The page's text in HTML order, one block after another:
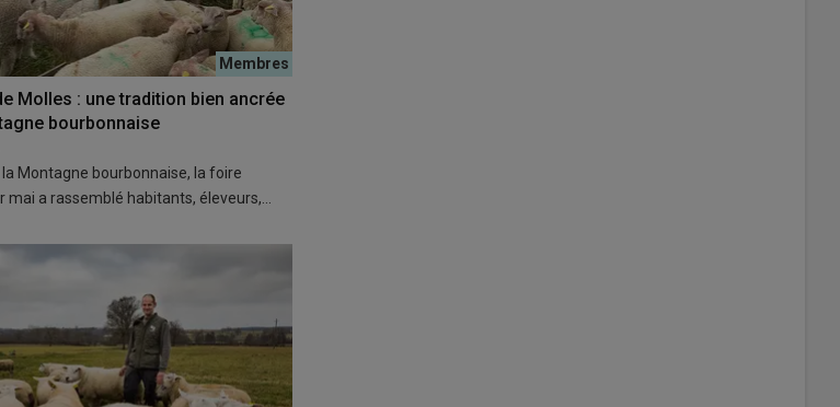
Molles : une tradition bien ancrée
bourbonnaise
Montagne bourbonnaise, la foire
mai a rassemblé habitants, éleveurs,…